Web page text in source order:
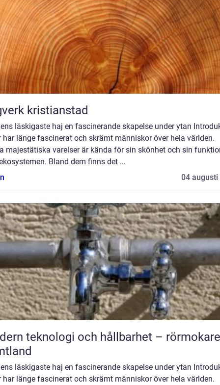
kristianstad
läskigaste haj en fascinerande skapelse under ytan
har länge fascinerat och skrämt människor över hela världen.
majestätiska varelser är kända för sin skönhet och sin
Bland dem finns det ...
04 augusti
teknologi och hållbarhet –
läskigaste haj en fascinerande skapelse under ytan
har länge fascinerat och skrämt människor över hela världen.